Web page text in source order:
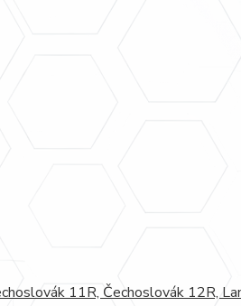
11R, Čechoslovák 12R,